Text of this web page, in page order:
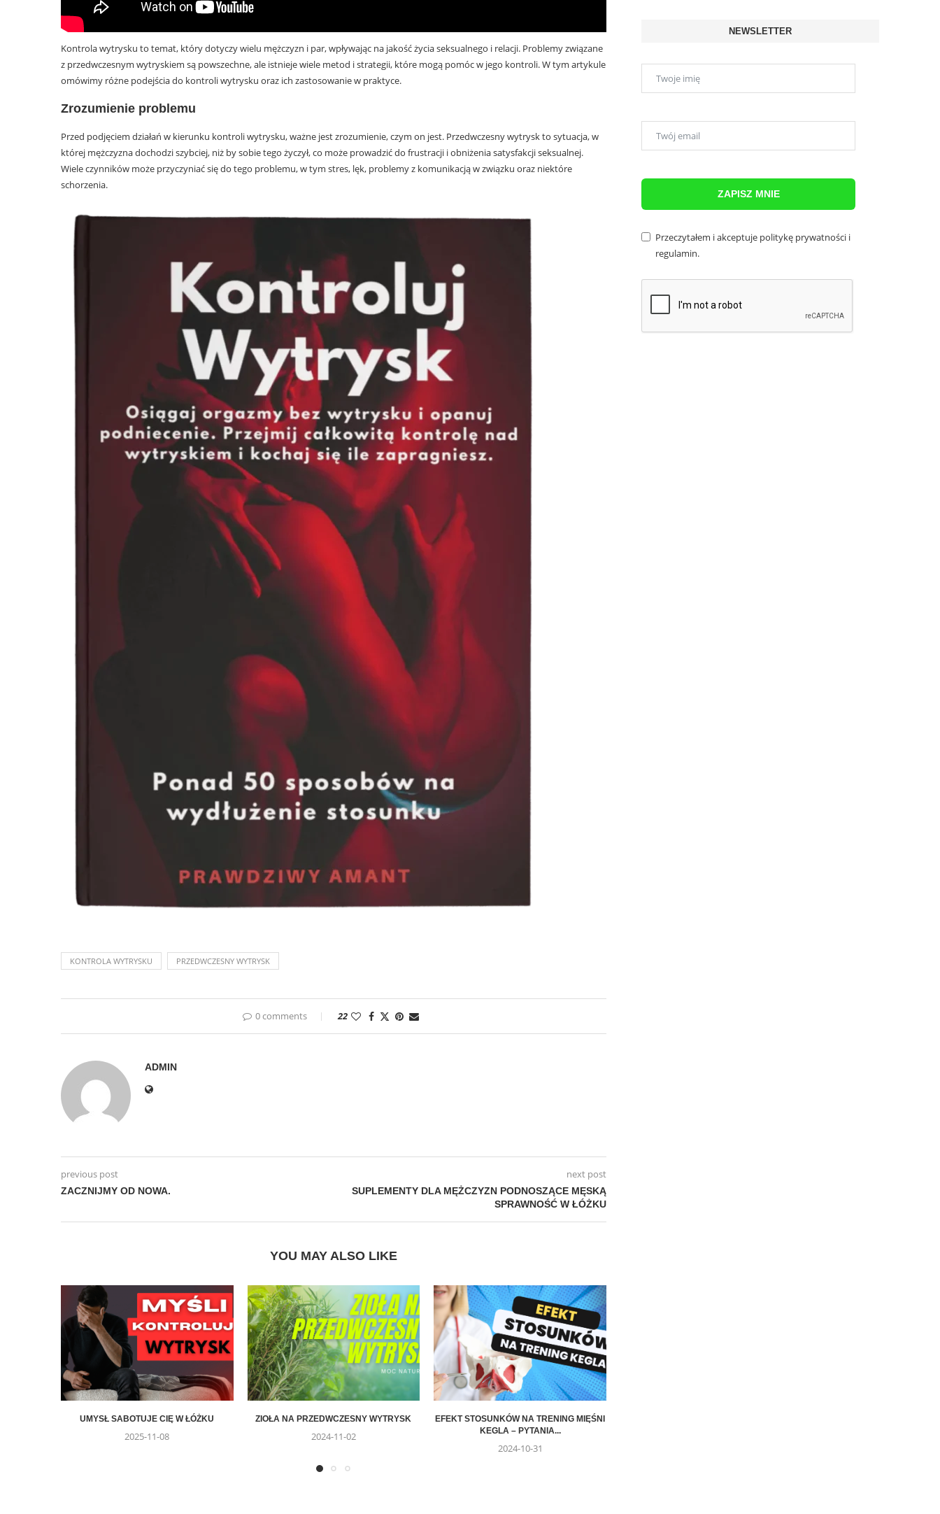
Kontrola wytrysku to temat, który dotyczy wielu mężczyzn i par, wpływając na jakość życia seksualnego i relacji. Problemy związane
z przedwczesnym wytryskiem są powszechne, ale istnieje wiele metod i strategii, które mogą pomóc w jego kontroli. W tym artykule
omówimy różne podejścia do kontroli wytrysku oraz ich zastosowanie w praktyce.
Zrozumienie problemu
Przed podjęciem działań w kierunku kontroli wytrysku, ważne jest zrozumienie, czym on jest. Przedwczesny wytrysk to sytuacja, w
której mężczyzna dochodzi szybciej, niż by sobie tego życzył, co może prowadzić do frustracji i obniżenia satysfakcji seksualnej.
Wiele czynników może przyczyniać się do tego problemu, w tym stres, lęk, problemy z komunikacją w związku oraz niektóre
schorzenia.
KONTROLA WYTRYSKU PRZEDWCZESNY WYTRYSK
0 comments 22
ADMIN
previous post
ZACZNIJMY OD NOWA.
next post
SUPLEMENTY DLA MĘŻCZYZN PODNOSZĄCE MĘSKĄ
SPRAWNOŚĆ W ŁÓŻKU
YOU MAY ALSO LIKE
UMYSŁ SABOTUJE CIĘ W ŁÓŻKU
2025-11-08
ZIOŁA NA PRZEDWCZESNY WYTRYSK
2024-11-02
EFEKT STOSUNKÓW NA TRENING MIĘŚNI
KEGLA – PYTANIA...
2024-10-31
NEWSLETTER
ZAPISZ MNIE
Przeczytałem i akceptuje politykę prywatności i
regulamin.